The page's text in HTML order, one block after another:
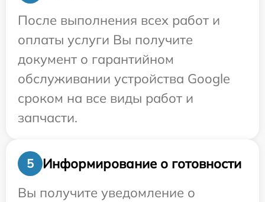
После выполнения всех работ и
оплаты услуги Вы получите
документ о гарантийном
обслуживании устройства Google
сроком на все виды работ и
запчасти.
5
Информирование о готовности
Вы получите уведомление о